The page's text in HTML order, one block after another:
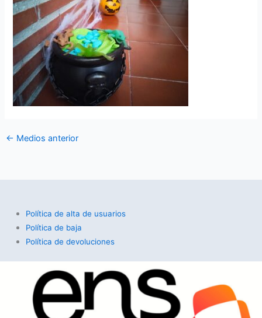
← Medios anterior
Política de alta de usuarios
Política de baja
Política de devoluciones